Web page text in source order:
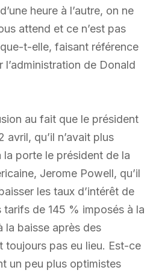
heure à l’autre, on ne
attend et ce n’est pas
t-elle, faisant référence
de Donald
au fait que le président
avril, qu’il n’avait plus
la porte le président de la
Jerome Powell, qu’il
les taux d’intérêt de
tarifs de 145 % imposés à la
la baisse après des
toujours pas eu lieu. Est-ce
un peu plus optimistes